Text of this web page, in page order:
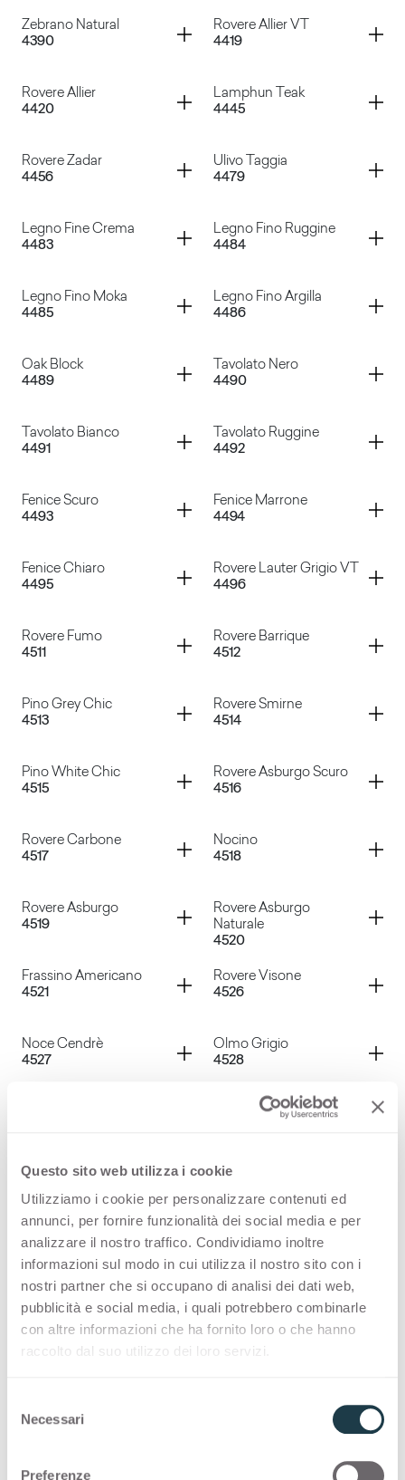
Questo sito web utilizza i cookie
Utilizziamo i cookie per personalizzare contenuti ed
annunci, per fornire funzionalità dei social media e per
analizzare il nostro traffico. Condividiamo inoltre
informazioni sul modo in cui utilizza il nostro sito con i
nostri partner che si occupano di analisi dei dati web,
pubblicità e social media, i quali potrebbero combinarle
con altre informazioni che ha fornito loro o che hanno
raccolto dal suo utilizzo dei loro servizi.
Necessari
Preferenze
Zebrano Natural
4390
Container
Rovere Allier VT
4419
Container
Rovere Allier
4420
Container
Lamphun Teak
4445
Container
Rovere Zadar
4456
Container
Ulivo Taggia
4479
Container
Legno Fine Crema
4483
Container
Legno Fino Ruggine
4484
Container
Legno Fino Moka
4485
Container
Legno Fino Argilla
4486
Container
Oak Block
4489
Container
Tavolato Nero
4490
Container
Tavolato Bianco
4491
Container
Tavolato Ruggine
4492
Container
Fenice Scuro
4493
Container
Fenice Marrone
4494
Container
Fenice Chiaro
4495
Container
Rovere Lauter Grigio VT
4496
Container
Rovere Fumo
4511
Container
Rovere Barrique
4512
Container
Pino Grey Chic
4513
Container
Rovere Smirne
4514
Container
Pino White Chic
4515
Container
Rovere Asburgo Scuro
4516
Container
Rovere Carbone
4517
Container
Nocino
4518
Container
Rovere Asburgo
4519
Container
Rovere Asburgo
Naturale
4520
Container
Frassino Americano
4521
Container
Rovere Visone
4526
Container
Rovere Visone
Noce Cendrè
4527
Container
Olmo Grigio
4528
Container
Olmo Naturale
Fusain Tabacco
Container
Fusain Tabacco
Segato Naturale
4532
Container
Segato Naturale
4533
Container
Segato Tinto
Fusain Chiaro
4534
Container
Fusain
4535
Container
Wengè Gold
4536
Container
Wengè Gold
Canaletto Naturale
4537
Container
Canaletto Naturale
4543